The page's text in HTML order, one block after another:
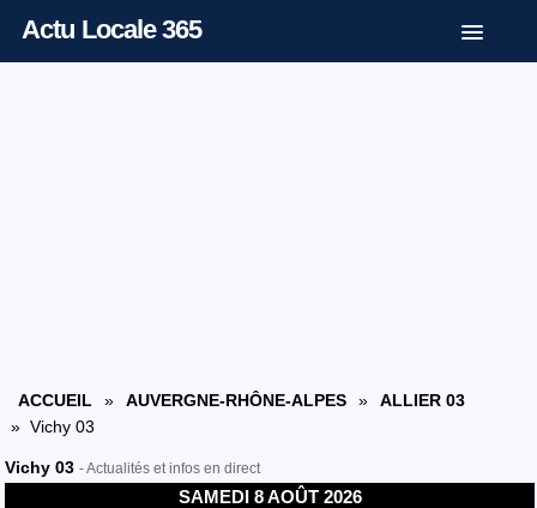
Actu Locale 365
ACCUEIL » AUVERGNE-RHÔNE-ALPES »
ALLIER 03
» Vichy 03
Vichy 03 - Actualités et infos en direct
SAMEDI 8 AOÛT 2026